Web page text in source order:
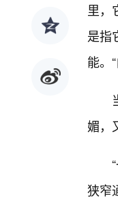
里，
是指
能。
媚，
狭窄